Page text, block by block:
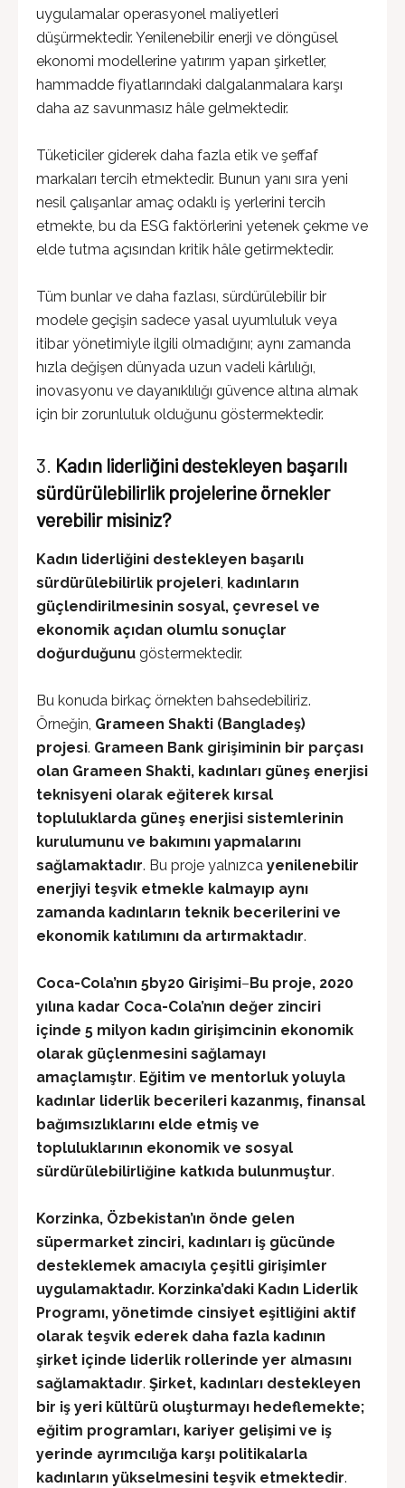
uygulamalar operasyonel maliyetleri
düşürmektedir. Yenilenebilir enerji ve döngüsel
ekonomi modellerine yatırım yapan şirketler,
hammadde fiyatlarındaki dalgalanmalara karşı
daha az savunmasız hâle gelmektedir.
Tüketiciler giderek daha fazla etik ve şeffaf
markaları tercih etmektedir. Bunun yanı sıra yeni
nesil çalışanlar amaç odaklı iş yerlerini tercih
etmekte, bu da ESG faktörlerini yetenek çekme ve
elde tutma açısından kritik hâle getirmektedir.
Tüm bunlar ve daha fazlası, sürdürülebilir bir
modele geçişin sadece yasal uyumluluk veya
itibar yönetimiyle ilgili olmadığını; aynı zamanda
hızla değişen dünyada uzun vadeli kârlılığı,
inovasyonu ve dayanıklılığı güvence altına almak
için bir zorunluluk olduğunu göstermektedir.
3. Kadın liderliğini destekleyen başarılı
sürdürülebilirlik projelerine örnekler
verebilir misiniz?
Kadın liderliğini destekleyen başarılı
sürdürülebilirlik projeleri, kadınların
güçlendirilmesinin sosyal, çevresel ve
ekonomik açıdan olumlu sonuçlar
doğurduğunu göstermektedir.
Bu konuda birkaç örnekten bahsedebiliriz.
Örneğin, Grameen Shakti (Bangladeş)
projesi. Grameen Bank girişiminin bir parçası
olan Grameen Shakti, kadınları güneş enerjisi
teknisyeni olarak eğiterek kırsal
topluluklarda güneş enerjisi sistemlerinin
kurulumunu ve bakımını yapmalarını
sağlamaktadır. Bu proje yalnızca yenilenebilir
enerjiyi teşvik etmekle kalmayıp aynı
zamanda kadınların teknik becerilerini ve
ekonomik katılımını da artırmaktadır.
Coca-Cola’nın 5by20 Girişimi–Bu proje, 2020
yılına kadar Coca-Cola’nın değer zinciri
içinde 5 milyon kadın girişimcinin ekonomik
olarak güçlenmesini sağlamayı
amaçlamıştır. Eğitim ve mentorluk yoluyla
kadınlar liderlik becerileri kazanmış, finansal
bağımsızlıklarını elde etmiş ve
topluluklarının ekonomik ve sosyal
sürdürülebilirliğine katkıda bulunmuştur.
Korzinka, Özbekistan’ın önde gelen
süpermarket zinciri, kadınları iş gücünde
desteklemek amacıyla çeşitli girişimler
uygulamaktadır. Korzinka’daki Kadın Liderlik
Programı, yönetimde cinsiyet eşitliğini aktif
olarak teşvik ederek daha fazla kadının
şirket içinde liderlik rollerinde yer almasını
sağlamaktadır. Şirket, kadınları destekleyen
bir iş yeri kültürü oluşturmayı hedeflemekte;
eğitim programları, kariyer gelişimi ve iş
yerinde ayrımcılığa karşı politikalarla
kadınların yükselmesini teşvik etmektedir.